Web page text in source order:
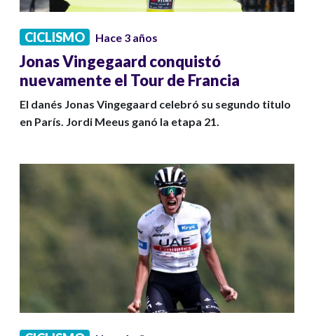
CICLISMO Hace 3 años
Jonas Vingegaard conquistó
nuevamente el Tour de Francia
El danés Jonas Vingegaard celebró su segundo titulo
en París. Jordi Meeus ganó la etapa 21.